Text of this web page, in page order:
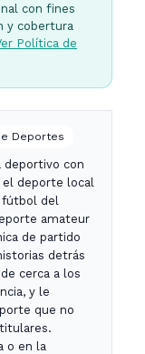
con fines
y cobertura
Política de
Deportes
deportivo con
deporte local
del
amateur
de partido
detrás
cerca a los
y le
que no
o en la